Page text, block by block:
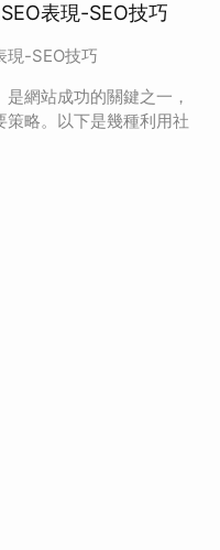
表現-SEO技巧
現-SEO技巧
網站成功的關鍵之一，
策略。以下是幾種利用社